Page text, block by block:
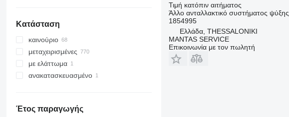
Κατάσταση
καινούριο
μεταχειρισμένες
με ελάττωμα
ανακατασκευασμένο
Έτος παραγωγής
Τιμή κατόπιν αιτήματος
Άλλο ανταλλακτικό συστήματος ψύξης
1854995
Ελλάδα, THESSALONIKI
MANTAS SERVICE
Επικοινωνία με τον πωλητή